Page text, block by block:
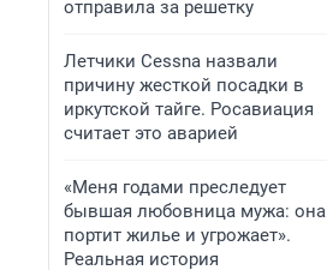
отправила за решетку
Летчики Cessna назвали
причину жесткой посадки в
иркутской тайге. Росавиация
считает это аварией
«Меня годами преследует
бывшая любовница мужа: она
портит жилье и угрожает».
Реальная история